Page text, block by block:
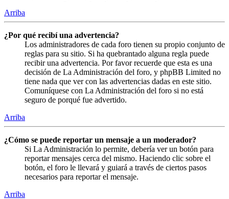
Arriba
¿Por qué recibí una advertencia?
Los administradores de cada foro tienen su propio conjunto de
reglas para su sitio. Si ha quebrantado alguna regla puede
recibir una advertencia. Por favor recuerde que esta es una
decisión de La Administración del foro, y phpBB Limited no
tiene nada que ver con las advertencias dadas en este sitio.
Comuníquese con La Administración del foro si no está
seguro de porqué fue advertido.
Arriba
¿Cómo se puede reportar un mensaje a un moderador?
Si La Administración lo permite, debería ver un botón para
reportar mensajes cerca del mismo. Haciendo clic sobre el
botón, el foro le llevará y guiará a través de ciertos pasos
necesarios para reportar el mensaje.
Arriba